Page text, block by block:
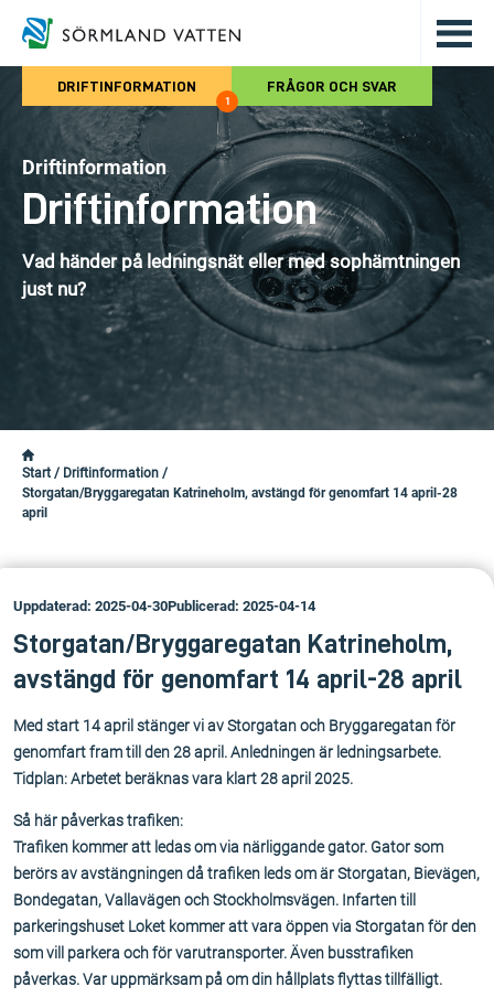
Hoppa till det huvudsakliga
DRIFTINFORMATION
1
FRÅGOR OCH SVAR
Driftinformation
Driftinformation
Vad händer på ledningsnät eller med sophämtningen
just nu?
Start / Driftinformation /
Storgatan/Bryggaregatan Katrineholm, avstängd för genomfart 14 april-28
april
Uppdaterad: 2025-04-30Publicerad: 2025-04-14
Storgatan/Bryggaregatan Katrineholm,
avstängd för genomfart 14 april-28 april
Med start 14 april stänger vi av Storgatan och Bryggaregatan för
genomfart fram till den 28 april. Anledningen är ledningsarbete.
Tidplan: Arbetet beräknas vara klart 28 april 2025.
Så här påverkas trafiken:
Trafiken kommer att ledas om via närliggande gator. Gator som
berörs av avstängningen då trafiken leds om är Storgatan, Bievägen,
Bondegatan, Vallavägen och Stockholmsvägen. Infarten till
parkeringshuset Loket kommer att vara öppen via Storgatan för den
som vill parkera och för varutransporter. Även busstrafiken
påverkas. Var uppmärksam på om din hållplats flyttas tillfälligt.